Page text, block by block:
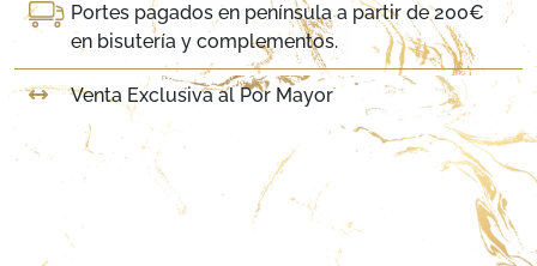
Portes pagados en península a partir de 200€
en bisutería y complementos.
Venta Exclusiva al Por Mayor